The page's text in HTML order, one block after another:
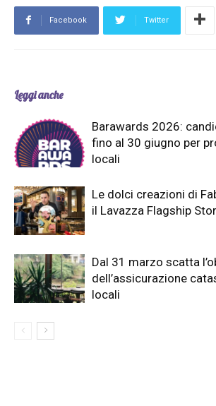
Facebook Twitter
Leggi anche
Barawards 2026:
fino al 30 giugno per
locali
Le dolci creazioni di
il Lavazza Flagship
Dal 31 marzo scatta
dell’assicurazione
locali